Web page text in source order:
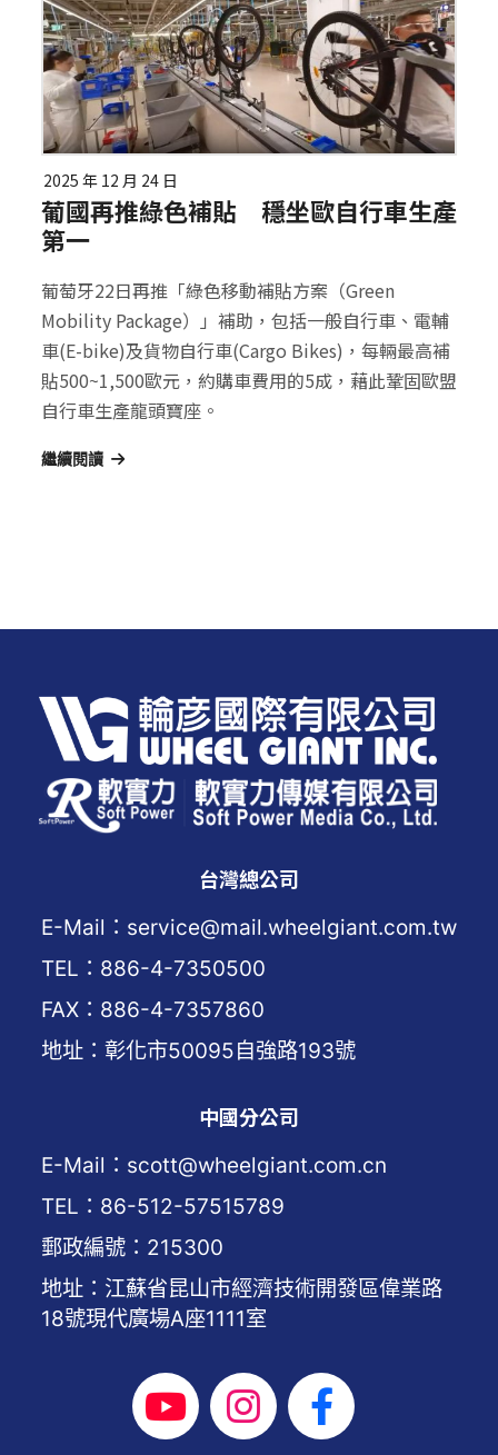
2025 年 12 月 24 日
葡國再推綠色補貼 穩坐歐自行車生產
第一
葡萄牙22日再推「綠色移動補貼方案（Green
Mobility Package）」補助，包括一般自行車、電輔
車(E-bike)及貨物自行車(Cargo Bikes)，每輛最高補
貼500~1,500歐元，約購車費用的5成，藉此鞏固歐盟
自行車生產龍頭寶座。
繼續閱讀
台灣總公司
E-Mail：service@mail.wheelgiant.com.tw
TEL：886-4-7350500
FAX：886-4-7357860
地址：彰化市50095自強路193號
中國分公司
E-Mail：scott@wheelgiant.com.cn
TEL：86-512-57515789
郵政編號：215300
地址：江蘇省昆山市經濟技術開發區偉業路
18號現代廣場A座1111室